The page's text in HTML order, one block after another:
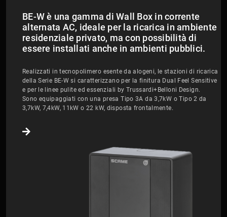
BE-W è una gamma di Wall Box in corrente
alternata AC, ideale per la ricarica in ambiente
residenziale privato, ma con possibilità di
essere installati anche in ambienti pubblici.
Realizzati in tecnopolimero esente da alogeni, le stazioni di ricarica
della Serie BE-W si caratterizzano per la finitura Dual Feel Sensitive
e per le linee pulite ed essenziali by Trussardi+Belloni Design.
Sono equipaggiati con una presa Tipo 3A da 3,7kW o Tipo 2 da
3,7kW, 7,4kW, 11kW o 22 kW, disposta frontalmente.